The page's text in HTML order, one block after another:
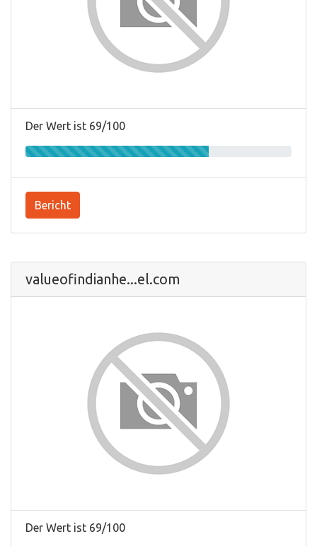
Der Wert ist 69/100
Bericht
valueofindianhe...el.com
Der Wert ist 69/100